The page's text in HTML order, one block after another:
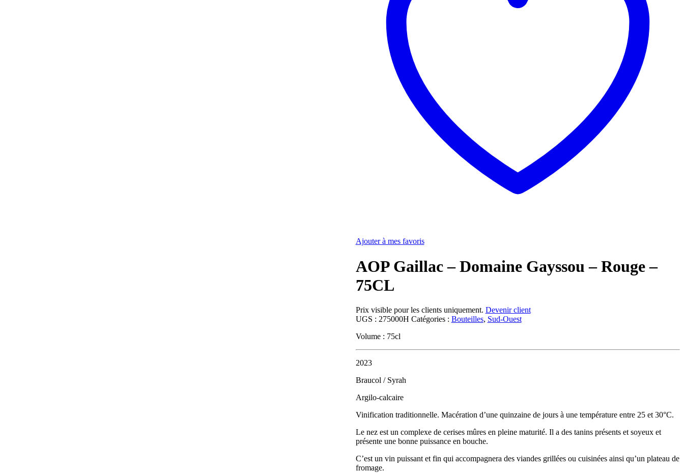
Ajouter à mes favoris
AOP Gaillac – Domaine Gayssou – Rouge –
75CL
Prix visible pour les clients uniquement. Devenir client
UGS : 275000H Catégories : Bouteilles, Sud-Ouest
Volume : 75cl
2023
Braucol / Syrah
Argilo-calcaire
Vinification traditionnelle. Macération d’une quinzaine de jours à une température entre 25 et 30°C.
Le nez est un complexe de cerises mûres en pleine maturité. Il a des tanins présents et soyeux et
présente une bonne puissance en bouche.
C’est un vin puissant et fin qui accompagnera des viandes grillées ou cuisinées ainsi qu’un plateau de
fromage.